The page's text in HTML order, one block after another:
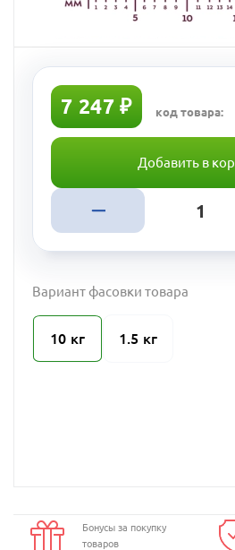
7 247 ₽ код товара:
Добавить в
Вариант фасовки товара
10 кг 1.5 кг
Бонусы за покупку
товаров